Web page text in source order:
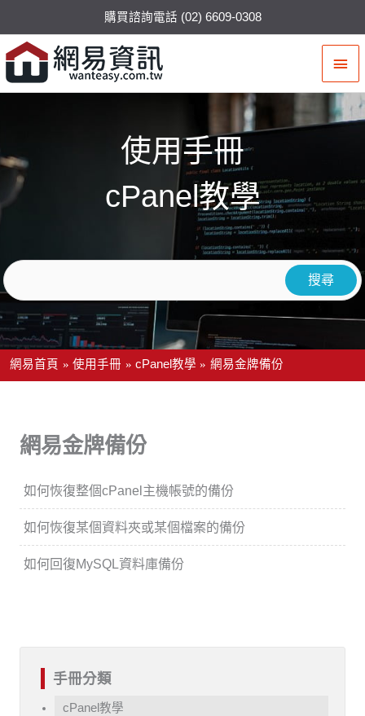
購買諮詢電話 (02) 6609-0308
主
要
選
使用手冊
cPanel教學
網易首頁 使用手冊 cPanel教學 網易金牌備份
網易金牌備份
如何恢復整個cPanel主機帳號的備份
如何恢復某個資料夾或某個檔案的備份
如何回復MySQL資料庫備份
手冊分類
cPanel教學